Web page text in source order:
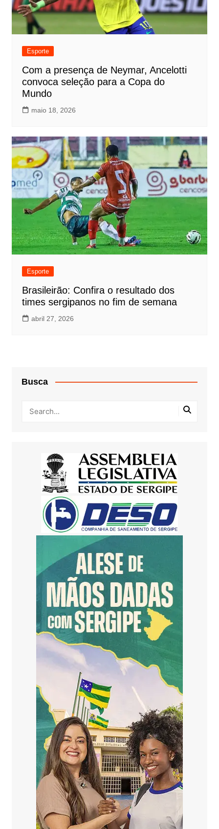
Esporte
Com a presença de Neymar, Ancelotti
convoca seleção para a Copa do
Mundo
maio 18, 2026
Esporte
Brasileirão: Confira o resultado dos
times sergipanos no fim de semana
abril 27, 2026
Busca